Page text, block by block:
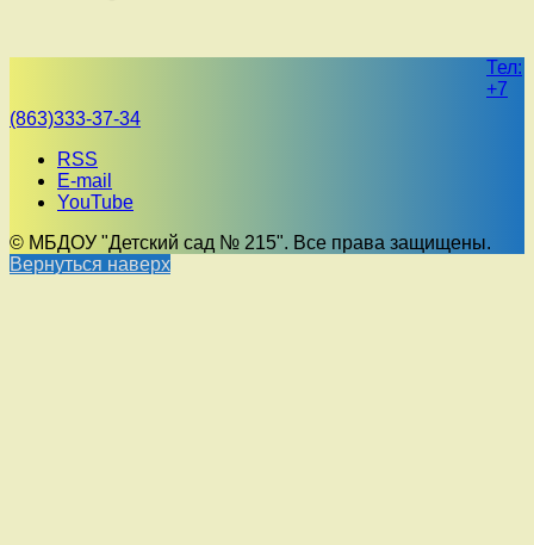
Тел:
+7
(863)333-37-34
RSS
E-mail
YouTube
© МБДОУ "Детский сад № 215". Все права защищены.
Вернуться наверх